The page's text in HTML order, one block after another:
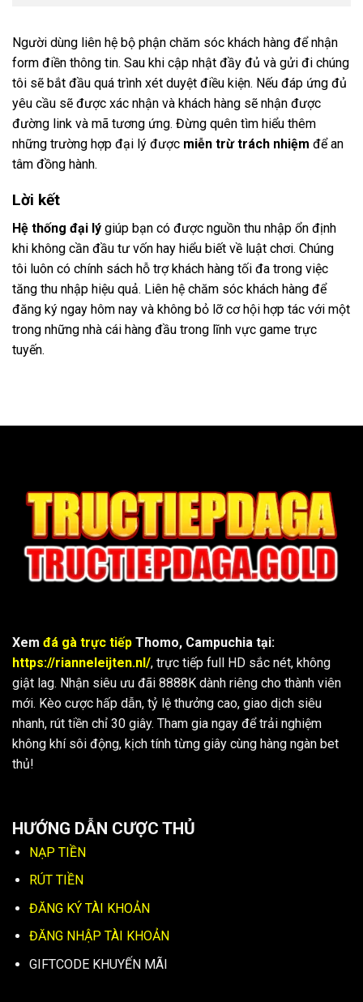
Người dùng liên hệ bộ phận chăm sóc khách hàng để nhận
form điền thông tin. Sau khi cập nhật đầy đủ và gửi đi chúng
tôi sẽ bắt đầu quá trình xét duyệt điều kiện. Nếu đáp ứng đủ
yêu cầu sẽ được xác nhận và khách hàng sẽ nhận được
đường link và mã tương ứng. Đừng quên tìm hiểu thêm
những trường hợp đại lý được miễn trừ trách nhiệm để an
tâm đồng hành.
Lời kết
Hệ thống đại lý giúp bạn có được nguồn thu nhập ổn định
khi không cần đầu tư vốn hay hiểu biết về luật chơi. Chúng
tôi luôn có chính sách hỗ trợ khách hàng tối đa trong việc
tăng thu nhập hiệu quả. Liên hệ chăm sóc khách hàng để
đăng ký ngay hôm nay và không bỏ lỡ cơ hội hợp tác với một
trong những nhà cái hàng đầu trong lĩnh vực game trực
tuyến.
Xem đá gà trực tiếp Thomo, Campuchia tại:
https://rianneleijten.nl/, trực tiếp full HD sắc nét, không
giật lag. Nhận siêu ưu đãi 8888K dành riêng cho thành viên
mới. Kèo cược hấp dẫn, tỷ lệ thưởng cao, giao dịch siêu
nhanh, rút tiền chỉ 30 giây. Tham gia ngay để trải nghiệm
không khí sôi động, kịch tính từng giây cùng hàng ngàn bet
thủ!
HƯỚNG DẪN CƯỢC THỦ
NẠP TIỀN
RÚT TIỀN
ĐĂNG KÝ TÀI KHOẢN
ĐĂNG NHẬP TÀI KHOẢN
GIFTCODE KHUYẾN MÃI